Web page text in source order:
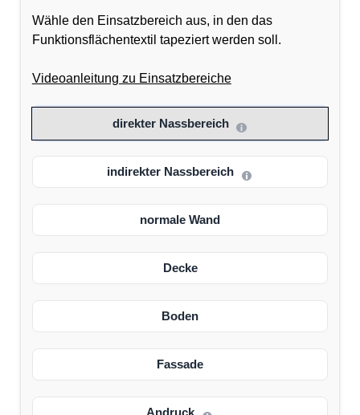
Wähle den Einsatzbereich aus, in den das
Funktionsflächentextil tapeziert werden soll.
Videoanleitung zu Einsatzbereiche
direkter Nassbereich
indirekter Nassbereich
normale Wand
Decke
Boden
Fassade